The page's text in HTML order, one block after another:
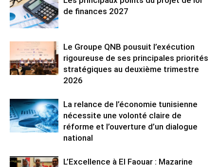
de finances 2027
Le Groupe QNB pousuit l’exécution
rigoureuse de ses principales priorités
stratégiques au deuxième trimestre
2026
La relance de l’économie tunisienne
nécessite une volonté claire de
réforme et l’ouverture d’un dialogue
national
L’Excellence à El Faouar : Mazarine